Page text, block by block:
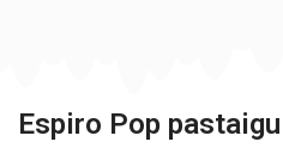
Espiro Pop